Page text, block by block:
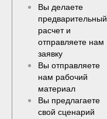
Вы делаете
предварительный
расчет и
отправляете нам
заявку
Вы отправляете
нам рабочий
материал
Вы предлагаете
свой сценарий